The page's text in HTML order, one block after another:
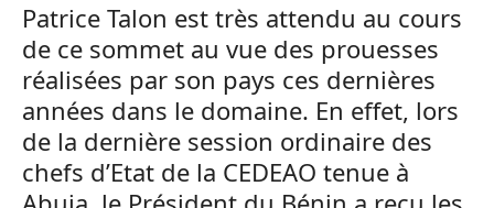
Patrice Talon est très attendu au cours
de ce sommet au vue des prouesses
réalisées par son pays ces dernières
années dans le domaine. En effet, lors
de la dernière session ordinaire des
chefs d’Etat de la CEDEAO tenue à